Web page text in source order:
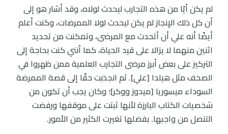
لم يكن أيًا من هذه التجارب ليحدث لولاه، وقد أشار هو إلى
أن كل ذلك الإنجاز لم يكن ليحدث لولا الممرضات، وكنت أعلم
أيضًا أنه علي أن أتحدث مع المرضى، وتمكنت من تحديد
اثنين منهما لا يزالا على قيد الحياة، كما أنني كنت بحاجة إلى
التركيز على بعض أبرز مرضى التجارب العلمية ممن ظهروا في
الصحف مثل هيلدا [علي]. ثم انجذبت حقًا إلى قصة الممرضة
السوداء ميسوريا [ميدوز ووكر]؛ وكان يجب أن تكون من
شخصيات الكتاب البارزة لأنها ثبتت على موقفها ورفضت
التنصل من واجبها. بفضلها تغيرت الكثير من الأمور.